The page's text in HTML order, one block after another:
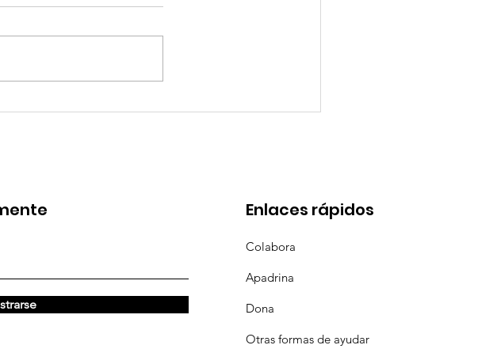
la
A veces suceden cosas
Enlaces rápidos
Colabora
Apadrina
Dona
Otras formas de ayudar